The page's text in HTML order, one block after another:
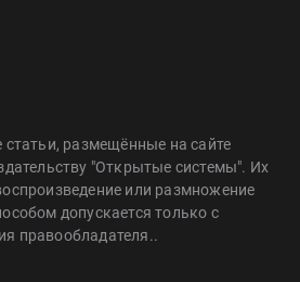
статьи, размещённые на сайте
"Открытые системы". Их
или размножение
допускается только с
правообладателя..